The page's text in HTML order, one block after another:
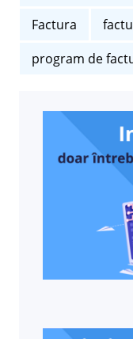
Factura
program de